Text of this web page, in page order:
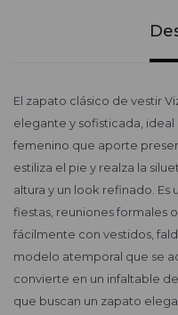
El zapato clásico de vestir
elegante y sofisticada,
femenino que aporte
estiliza el pie y realza la
altura y un look refinado.
fiestas, reuniones formales
fácilmente con vestidos,
modelo atemporal que se
convierte en un infaltable
que buscan un zapato